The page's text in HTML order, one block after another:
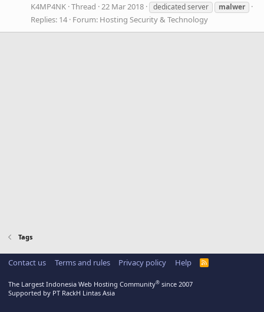
K4MP4NK Thread 22 Mar 2018 dedicated server malwer
Replies: 14 Forum: Hosting Security & Technology
Tags
Contact us Terms and rules Privacy policy Help
R
The Largest Indonesia Web Hosting Community® since 2007
Supported by PT RackH Lintas Asia